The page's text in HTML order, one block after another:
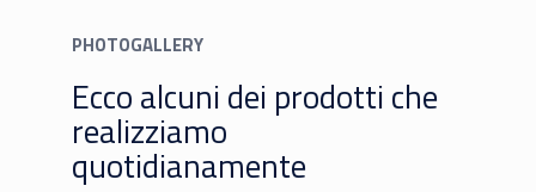
PHOTOGALLERY
Ecco alcuni dei prodotti che
realizziamo
quotidianamente